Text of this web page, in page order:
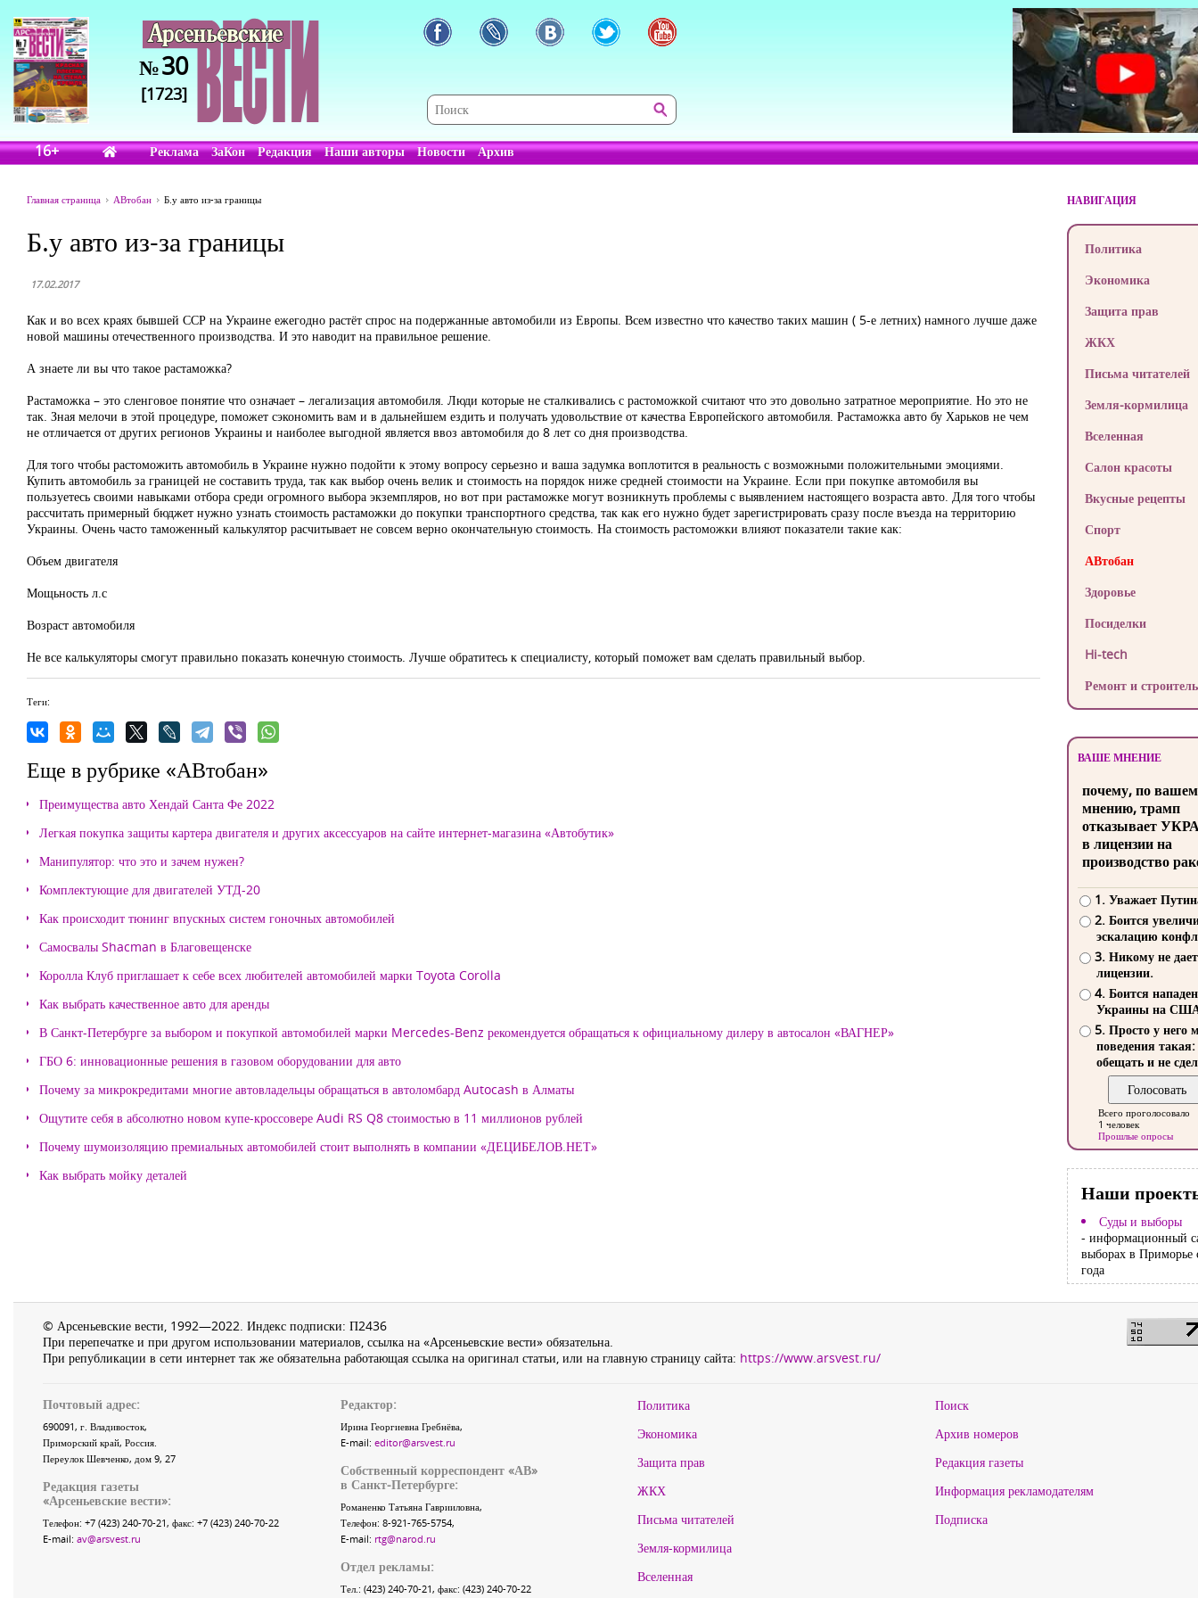
№30
[1723]
16+ Реклама ЗаКон Редакция Наши авторы Новости Архив
Главная страница АВтобан Б.у авто из-за границы
Б.у авто из-за границы
17.02.2017
Как и во всех краях бывшей ССР на Украине ежегодно растёт спрос на подержанные автомобили из Европы. Всем известно что качество таких машин ( 5-е летних) намного лучше даже
новой машины отечественного производства. И это наводит на правильное решение.
А знаете ли вы что такое растаможка?
Растаможка – это сленговое понятие что означает – легализация автомобиля. Люди которые не сталкивались с растоможкой считают что это довольно затратное мероприятие. Но это не
так. Зная мелочи в этой процедуре, поможет сэкономить вам и в дальнейшем ездить и получать удовольствие от качества Европейского автомобиля. Растаможка авто бу Харьков не чем
не отличается от других регионов Украины и наиболее выгодной является ввоз автомобиля до 8 лет со дня производства.
Для того чтобы растоможить автомобиль в Украине нужно подойти к этому вопросу серьезно и ваша задумка воплотится в реальность с возможными положительными эмоциями.
Купить автомобиль за границей не составить труда, так как выбор очень велик и стоимость на порядок ниже средней стоимости на Украине. Если при покупке автомобиля вы
пользуетесь своими навыками отбора среди огромного выбора экземпляров, но вот при растаможке могут возникнуть проблемы с выявлением настоящего возраста авто. Для того чтобы
рассчитать примерный бюджет нужно узнать стоимость растаможки до покупки транспортного средства, так как его нужно будет зарегистрировать сразу после въезда на территорию
Украины. Очень часто таможенный калькулятор расчитывает не совсем верно окончательную стоимость. На стоимость растоможки влияют показатели такие как:
Объем двигателя
Мощьность л.с
Возраст автомобиля
Не все калькуляторы смогут правильно показать конечную стоимость. Лучше обратитесь к специалисту, который поможет вам сделать правильный выбор.
Теги:
Еще в рубрике «АВтобан»
Преимущества авто Хендай Санта Фе 2022
Легкая покупка защиты картера двигателя и других аксессуаров на сайте интернет-магазина «Автобутик»
Манипулятор: что это и зачем нужен?
Комплектующие для двигателей УТД-20
Как происходит тюнинг впускных систем гоночных автомобилей
Самосвалы Shacman в Благовещенске
Королла Клуб приглашает к себе всех любителей автомобилей марки Toyota Corolla
Как выбрать качественное авто для аренды
В Санкт-Петербурге за выбором и покупкой автомобилей марки Mercedes-Benz рекомендуется обращаться к официальному дилеру в автосалон «ВАГНЕР»
ГБО 6: инновационные решения в газовом оборудовании для авто
Почему за микрокредитами многие автовладельцы обращаться в автоломбард Autocash в Алматы
Ощутите себя в абсолютно новом купе-кроссовере Audi RS Q8 стоимостью в 11 миллионов рублей
Почему шумоизоляцию премиальных автомобилей стоит выполнять в компании «ДЕЦИБЕЛОВ.НЕТ»
Как выбрать мойку деталей
НАВИГАЦИЯ
Политика
Экономика
Защита прав
ЖКХ
Письма читателей
Земля-кормилица
Вселенная
Салон красоты
Вкусные рецепты
Спорт
АВтобан
Здоровье
Посиделки
Hi-tech
Ремонт и
ВАШЕ МНЕНИЕ
почему, по
мнению, трамп
отказывает
в лицензии на
производство
1. Уважает
2. Боится
эскалацию
3. Никому не
лицензии.
4. Боится
Украины на
5. Просто у него
поведения такая:
обещать и не
Всего проголосовало
1 человек
Прошлые опросы
Наши
Суды и выборы
- информационный
выборах в Приморье
года
© Арсеньевские вести, 1992—2022. Индекс подписки: П2436
При перепечатке и при другом использовании материалов, ссылка на «Арсеньевские вести» обязательна.
При републикации в сети интернет так же обязательна работающая ссылка на оригинал статьи, или на главную страницу сайта: https://www.arsvest.ru/
Почтовый адрес:
690091, г. Владивосток,
Приморский край, Россия.
Переулок Шевченко, дом 9, 27
Редакция газеты
«Арсеньевские вести»:
Телефон: +7 (423) 240-70-21, факс: +7 (423) 240-70-22
E-mail: av@arsvest.ru
Редактор:
Ирина Георгиевна Гребнёва,
E-mail: editor@arsvest.ru
Собственный корреспондент «АВ»
в Санкт-Петербурге:
Романенко Татьяна Гаврииловна,
Телефон: 8-921-765-5754,
E-mail: rtg@narod.ru
Отдел рекламы:
Тел.: (423) 240-70-21, факс: (423) 240-70-22
Политика
Экономика
Защита прав
ЖКХ
Письма читателей
Земля-кормилица
Вселенная
Поиск
Архив номеров
Редакция газеты
Информация рекламодателям
Подписка